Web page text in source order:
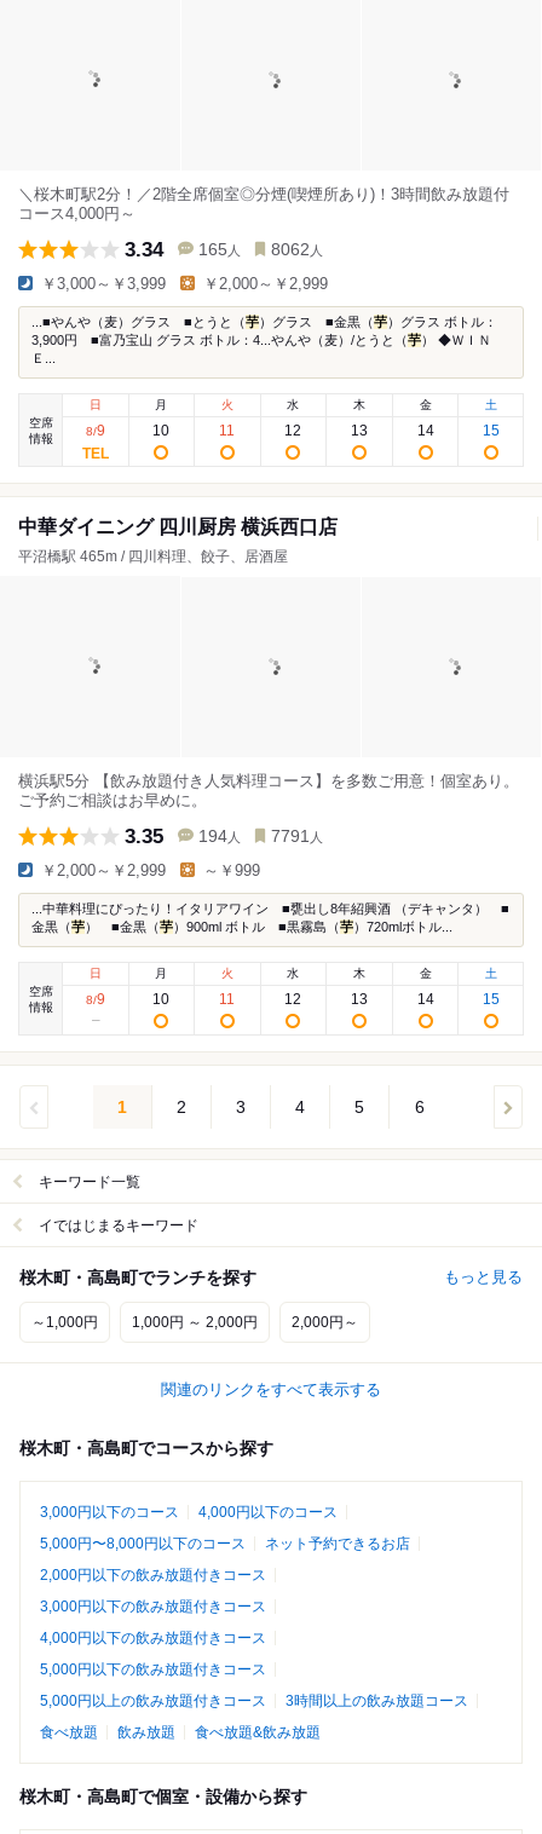
＼桜木町駅2分！／2階全席個室◎分煙(喫煙所あり)！3時間飲み放題付
コース4,000円～
3.34 165 人 8062 人
￥3,000～￥3,999 ￥2,000～￥2,999
...■やんや（麦）グラス ■とうと（芋）グラス ■金黒（芋）グラス ボトル：
3,900円 ■富乃宝山 グラス ボトル：4...やんや（麦）/とうと（芋） ◆ＷＩＮ
Ｅ...
空席
情報
日
8/9
月
10
火
11
水
12
木
13
金
14
土
15
中華ダイニング 四川厨房 横浜西口店
平沼橋駅 465m / 四川料理、餃子、居酒屋
横浜駅5分 【飲み放題付き人気料理コース】を多数ご用意！個室あり。
ご予約ご相談はお早めに。
3.35 194 人 7791 人
￥2,000～￥2,999 ～￥999
...中華料理にぴったり！イタリアワイン ■甕出し8年紹興酒 （デキャンタ） ■
金黒（芋） ■金黒（芋）900ml ボトル ■黒霧島（芋）720mlボトル...
空席
情報
日
8/9
月
10
火
11
水
12
木
13
金
14
土
15
1 2 3 4 5 6
キーワード一覧
イではじまるキーワード
桜木町・高島町でランチを探す もっと見る
～1,000円 1,000円 ～ 2,000円 2,000円～
関連のリンクをすべて表示する
桜木町・高島町でコースから探す
3,000円以下のコース
4,000円以下のコース
5,000円〜8,000円以下のコース
ネット予約できるお店
2,000円以下の飲み放題付きコース
3,000円以下の飲み放題付きコース
4,000円以下の飲み放題付きコース
5,000円以下の飲み放題付きコース
5,000円以上の飲み放題付きコース
3時間以上の飲み放題コース
食べ放題
飲み放題 食べ放題&飲み放題
桜木町・高島町で個室・設備から探す